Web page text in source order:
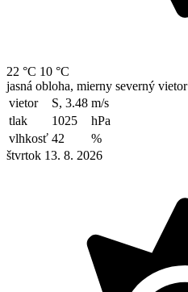
22 °C 10 °C
jasná obloha, mierny severný vietor
vietor
S, 3.48 m/s
tlak
1025
hPa
vlhkosť 42
%
štvrtok 13. 8. 2026